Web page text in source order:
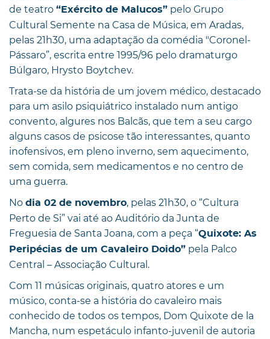
de teatro “Exército de Malucos” pelo Grupo
Cultural Semente na Casa de Música, em Aradas,
pelas 21h30, uma adaptação da comédia "Coronel-
Pássaro”, escrita entre 1995/96 pelo dramaturgo
Búlgaro, Hrysto Boytchev.
Trata-se da história de um jovem médico, destacado
para um asilo psiquiátrico instalado num antigo
convento, algures nos Balcãs, que tem a seu cargo
alguns casos de psicose tão interessantes, quanto
inofensivos, em pleno inverno, sem aquecimento,
sem comida, sem medicamentos e no centro de
uma guerra.
No dia 02 de novembro, pelas 21h30, o “Cultura
Perto de Si” vai até ao Auditório da Junta de
Freguesia de Santa Joana, com a peça “Quixote: As
Peripécias de um Cavaleiro Doido” pela Palco
Central – Associação Cultural.
Com 11 músicas originais, quatro atores e um
músico, conta-se a história do cavaleiro mais
conhecido de todos os tempos, Dom Quixote de la
Mancha, num espetáculo infanto-juvenil de autoria